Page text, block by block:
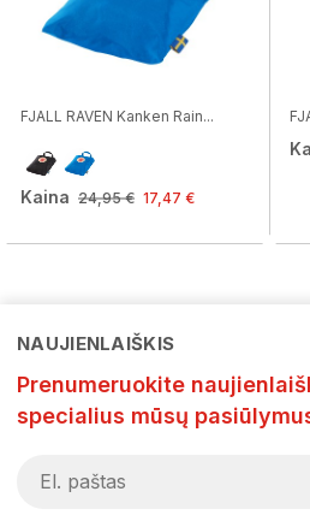
FJALL RAVEN Kanken Rain...
Kaina 24,95 € 17,47 €
NAUJIENLAIŠKIS
Prenumeruokite
specialius mūsų